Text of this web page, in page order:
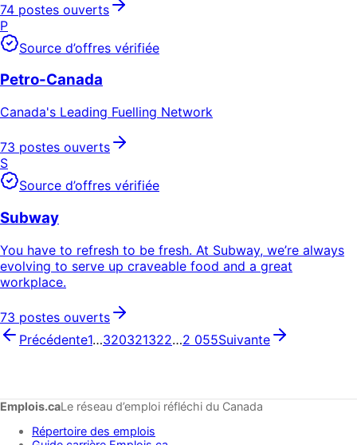
74 postes ouverts
P
Source d’offres vérifiée
Petro-Canada
Canada's Leading Fuelling Network
73 postes ouverts
S
Source d’offres vérifiée
Subway
You have to refresh to be fresh. At Subway, we’re always
evolving to serve up craveable food and a great
workplace.
73 postes ouverts
Précédente1…320321322…2 055Suivante
Emplois.caLe réseau d’emploi réfléchi du Canada
Répertoire des emplois